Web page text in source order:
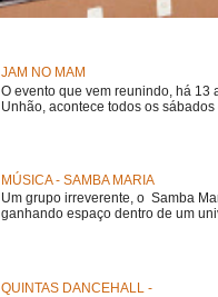
JAM NO MAM
O evento que vem reunindo, há 13
Unhão, acontece todos os sábados
MÚSICA - SAMBA MARIA
Um grupo irreverente, o Samba
ganhando espaço dentro de um
QUINTAS DANCEHALL -